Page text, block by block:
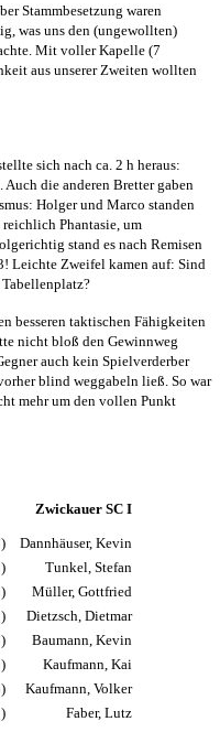
Stammbesetzung waren
was uns den (ungewollten)
Mit voller Kapelle (7
aus unserer Zweiten wollten
sich nach ca. 2 h heraus:
die anderen Bretter gaben
Holger und Marco standen
Phantasie, um
stand es nach Remisen
Leichte Zweifel kamen auf: Sind
besseren taktischen Fähigkeiten
nicht bloß den Gewinnweg
auch kein Spielverderber
blind weggabeln ließ. So war
mehr um den vollen Punkt
Zwickauer SC I
Dannhäuser, Kevin
Tunkel, Stefan
Müller, Gottfried
Dietzsch, Dietmar
Baumann, Kevin
Kaufmann, Kai
Kaufmann, Volker
Faber, Lutz